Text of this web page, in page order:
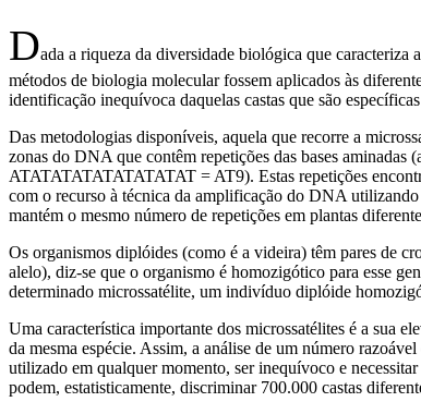
Dada a riqueza da diversidade biológica que
métodos de biologia molecular fossem aplicados às
identificação inequívoca daquelas castas que são
Das metodologias disponíveis, aquela que recorre a
zonas do DNA que contêm repetições das bases aminadas
ATATATATATATATATAT = AT9). Estas repetições
com o recurso à técnica da amplificação do DNA
mantém o mesmo número de repetições em plantas
Os organismos diplóides (como é a videira) têm pares de
alelo), diz‑se que o organismo é homozigótico para esse
determinado microssatélite, um indivíduo diplóide
Uma característica importante dos microssatélites é a sua
da mesma espécie. Assim, a análise de um número
utilizado em qualquer momento, ser inequívoco e
podem, estatisticamente, discriminar 700.000 castas